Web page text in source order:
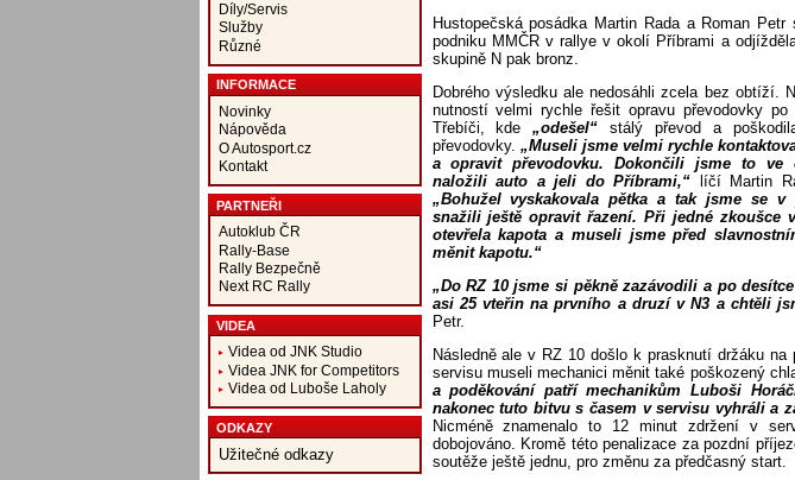
Díly/Servis
Služby
Různé
INFORMACE
Novinky
Nápověda
O Autosport.cz
Kontakt
PARTNEŘI
Autoklub ČR
Rally-Base
Rally Bezpečně
Next RC Rally
VIDEA
Videa od JNK Studio
Videa JNK for Competitors
Videa od Luboše Laholy
ODKAZY
Užitečné odkazy
Hustopečská posádka Martin Rada a Roman
podniku MMČR v rallye v okolí Příbrami a
skupině N pak bronz.
Dobrého výsledku ale nedosáhli zcela bez obtíží.
nutností velmi rychle řešit opravu převodovky po
Třebíči, kde„odešel“ stálý převod a
převodovky. „Museli jsme velmi rychle
a opravit převodovku. Dokončili jsme to ve
naložili auto a jeli do Příbrami,“ líčí Martin
„Bohužel vyskakovala pětka a tak jsme se v
snažili ještě opravit řazení. Při jedné zkoušce
otevřela kapota a museli jsme před
měnit kapotu.“
„Do RZ 10 jsme si pěkně zazávodili a po
asi 25 vteřin na prvního a druzí v N3 a chtěli
Petr.
Následně ale v RZ 10 došlo k prasknutí držáku
servisu museli mechanici měnit také poškozený
a poděkování patří mechanikům Luboši
nakonec tuto bitvu s časem v servisu vyhráli a
Nicméně znamenalo to 12 minut zdržení v
dobojováno. Kromě této penalizace za pozdní
soutěže ještě jednu, pro změnu za předčasný start.